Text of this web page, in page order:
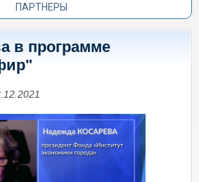
ПАРТНЕРЫ
в программе